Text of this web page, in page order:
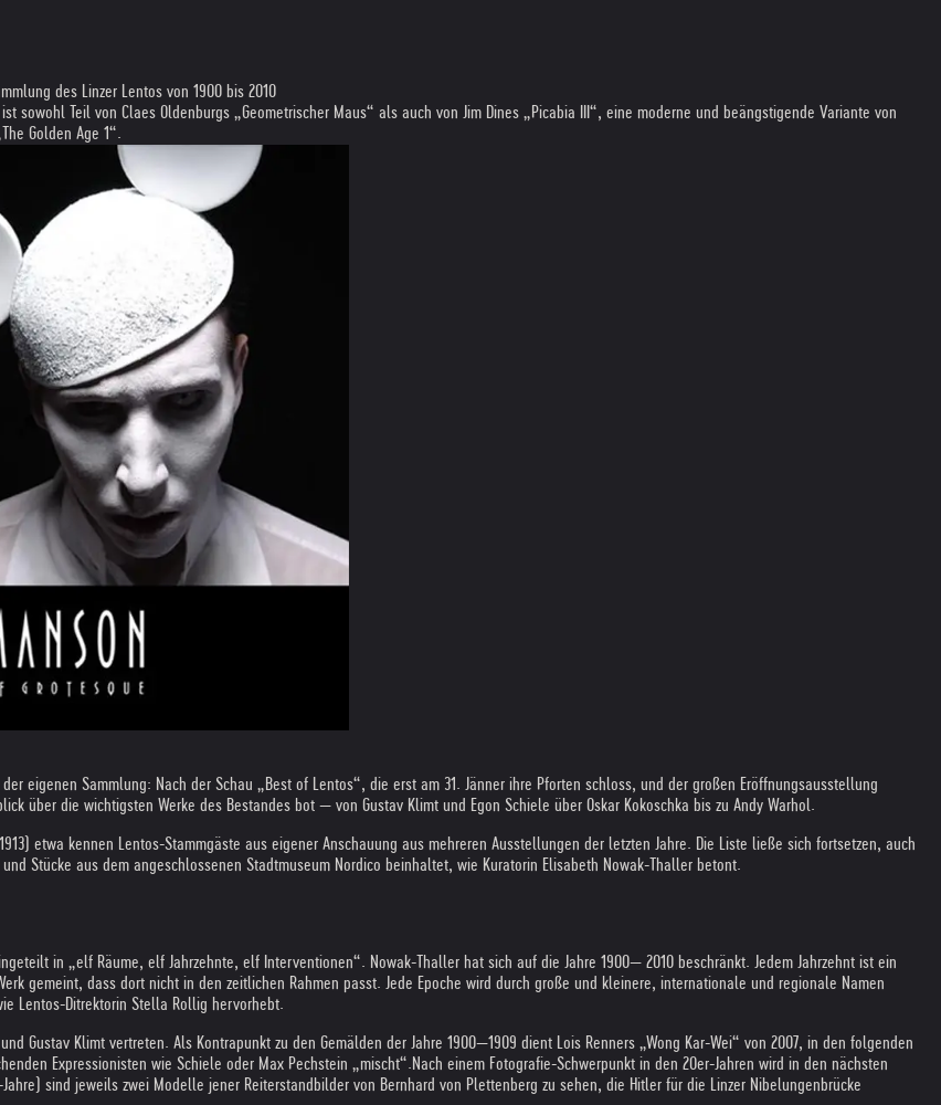
des Linzer Lentos von 1900 bis 2010
sowohl Teil von Claes Oldenburgs „Geometrischer Maus“ als auch von Jim Dines „Picabia III“, eine moderne und beängstigende Variante von
Golden Age 1“.
eigenen Sammlung: Nach der Schau „Best of Lentos“, die erst am 31. Jänner ihre Pforten schloss, und der großen Eröffnungsausstellung
über die wichtigsten Werke des Bestandes bot — von Gustav Klimt und Egon Schiele über Oskar Kokoschka bis zu Andy Warhol.
etwa kennen Lentos-Stammgäste aus eigener Anschauung aus mehreren Ausstellungen der letzten Jahre. Die Liste ließe sich fortsetzen, auch
Stücke aus dem angeschlossenen Stadtmuseum Nordico beinhaltet, wie Kuratorin Elisabeth Nowak-Thaller betont.
in „elf Räume, elf Jahrzehnte, elf Interventionen“. Nowak-Thaller hat sich auf die Jahre 1900— 2010 beschränkt. Jedem Jahrzehnt ist ein
gemeint, dass dort nicht in den zeitlichen Rahmen passt. Jede Epoche wird durch große und kleinere, internationale und regionale Namen
Lentos-Ditrektorin Stella Rollig hervorhebt.
Gustav Klimt vertreten. Als Kontrapunkt zu den Gemälden der Jahre 1900—1909 dient Lois Renners „Wong Kar-Wei“ von 2007, in den folgenden
Expressionisten wie Schiele oder Max Pechstein „mischt“.Nach einem Fotografie-Schwerpunkt in den 20er-Jahren wird in den nächsten
sind jeweils zwei Modelle jener Reiterstandbilder von Bernhard von Plettenberg zu sehen, die Hitler für die Linzer Nibelungenbrücke